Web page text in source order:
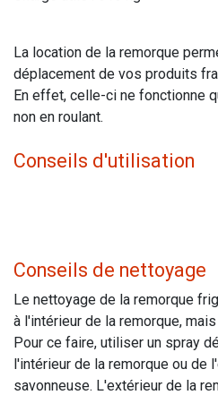
La location de la remorque
déplacement de vos produits
En effet, celle-ci ne fonctionne
non en roulant.
Conseils d'utilisation
Conseils de nettoyage
Le nettoyage de la remorque
à l'intérieur de la remorque,
Pour ce faire, utiliser un spray
l'intérieur de la remorque ou de
savonneuse. L'extérieur de la